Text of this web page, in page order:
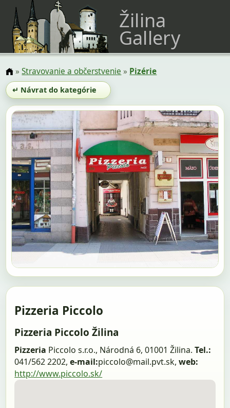
Žilina
Gallery
»Stravovanie a občerstvenie » Pizérie
↵ Návrat do kategórie
Pizzeria Piccolo
Pizzeria Piccolo Žilina
Pizzeria Piccolo s.r.o., Národná 6, 01001 Žilina.Tel.:
041/562 2202,e-mail:piccolo@mail.pvt.sk,web:
http://www.piccolo.sk/